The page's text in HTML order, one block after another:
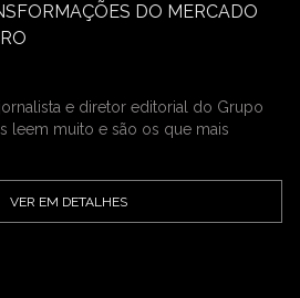
DO MERCADO
e diretor editorial do Grupo
leem muito e são os que mais
VER EM DETALHES